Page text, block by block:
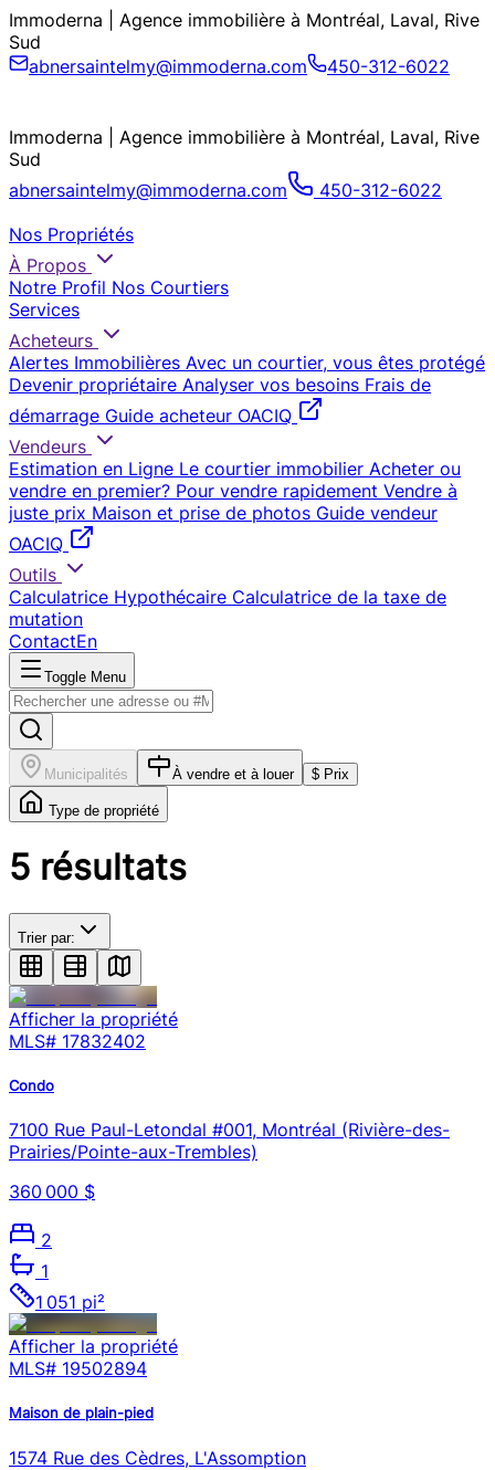
Immoderna | Agence immobilière à Montréal, Laval, Rive
Sud
abnersaintelmy@immoderna.com
450-312-6022
Immoderna | Agence immobilière à Montréal, Laval, Rive
Sud
abnersaintelmy@immoderna.com
450-312-6022
Nos Propriétés
À Propos
Notre Profil Nos Courtiers
Services
Acheteurs
Alertes Immobilières Avec un courtier, vous êtes protégé
Devenir propriétaire Analyser vos besoins Frais de
démarrage Guide acheteur OACIQ
Vendeurs
Estimation en Ligne Le courtier immobilier Acheter ou
vendre en premier? Pour vendre rapidement Vendre à
juste prix Maison et prise de photos Guide vendeur
OACIQ
Outils
Calculatrice Hypothécaire Calculatrice de la taxe de
mutation
ContactEn
Toggle Menu
Municipalités À vendre et à louer $ Prix
Type de propriété
5 résultats
Trier par:
Afficher la propriété
MLS# 17832402
Condo
7100 Rue Paul-Letondal #001, Montréal (Rivière-des-
Prairies/Pointe-aux-Trembles)
360 000 $
2
1
1 051 pi²
Afficher la propriété
MLS# 19502894
Maison de plain-pied
1574 Rue des Cèdres, L'Assomption